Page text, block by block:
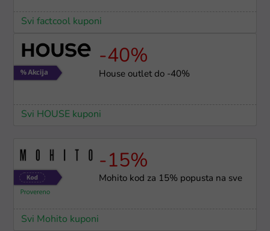
Svi factcool kuponi
-40%
House outlet do -40%
Svi HOUSE kuponi
-15%
Mohito kod za 15% popusta na sve
Svi Mohito kuponi